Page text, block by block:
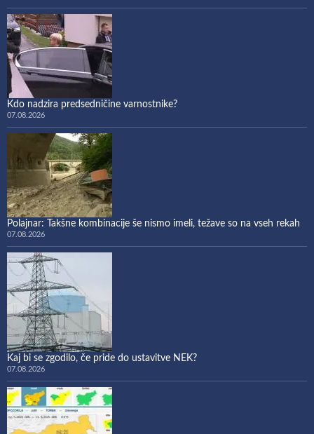
Kdo nadzira predsedničine varnostnike?
07.08.2026
Polajnar: Takšne kombinacije še nismo imeli, težave so na vseh rekah
07.08.2026
Kaj bi se zgodilo, če pride do ustavitve NEK?
07.08.2026